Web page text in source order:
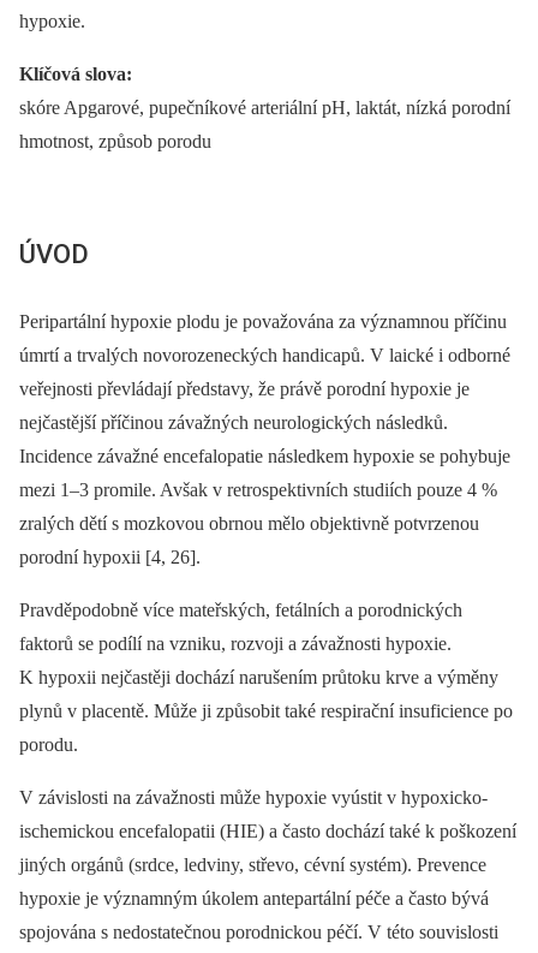
hypoxie.
Klíčová slova:
skóre Apgarové, pupečníkové arteriální pH, laktát, nízká porodní
hmotnost, způsob porodu
ÚVOD
Peripartální hypoxie plodu je považována za významnou příčinu
úmrtí a trvalých novorozeneckých handicapů. V laické i odborné
veřejnosti převládají představy, že právě porodní hypoxie je
nejčastější příčinou závažných neurologických následků.
Incidence závažné encefalopatie následkem hypoxie se pohybuje
mezi 1–3 promile. Avšak v retrospektivních studiích pouze 4 %
zralých dětí s mozkovou obrnou mělo objektivně potvrzenou
porodní hypoxii [4, 26].
Pravděpodobně více mateřských, fetálních a porodnických
faktorů se podílí na vzniku, rozvoji a závažnosti hypoxie.
K hypoxii nejčastěji dochází narušením průtoku krve a výměny
plynů v placentě. Může ji způsobit také respirační insuficience po
porodu.
V závislosti na závažnosti může hypoxie vyústit v hypoxicko-
ischemickou encefalopatii (HIE) a často dochází také k poškození
jiných orgánů (srdce, ledviny, střevo, cévní systém). Prevence
hypoxie je významným úkolem antepartální péče a často bývá
spojována s nedostatečnou porodnickou péčí. V této souvislosti